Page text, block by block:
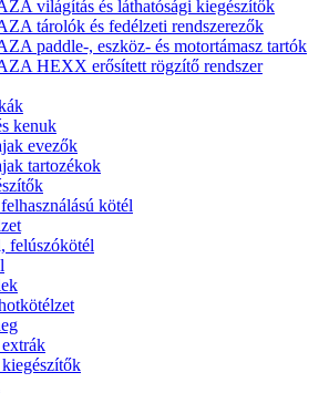
világítás és láthatósági kiegészítők
tárolók és fedélzeti rendszerezők
paddle-, eszköz- és motortámasz tartók
HEXX erősített rögzítő rendszer
kenuk
evezők
tartozékok
kötél
felúszókötél